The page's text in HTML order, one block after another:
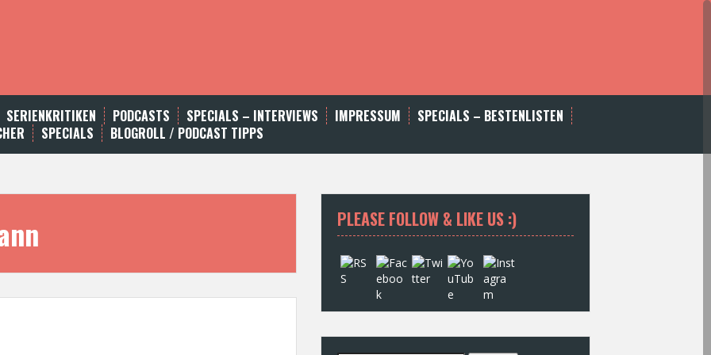
SERIENKRITIKEN PODCASTS SPECIALS – INTERVIEWS IMPRESSUM
SPECIALS – BESTENLISTEN
SPECIALS BLOGROLL / PODCAST TIPPS
PLEASE FOLLOW & LIKE US :)